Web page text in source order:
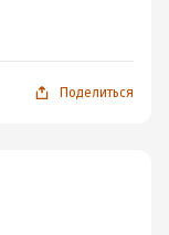
Поделиться